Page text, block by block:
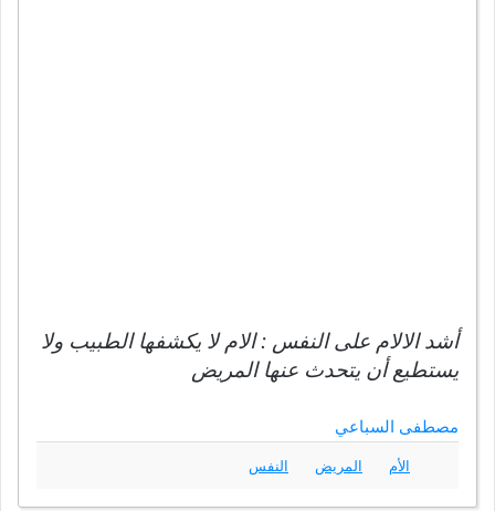
أشد الالام على النفس : الام لا يكشفها الطبيب ولا
يستطيع أن يتحدث عنها المريض
مصطفى السباعي
الأم المريض النفس